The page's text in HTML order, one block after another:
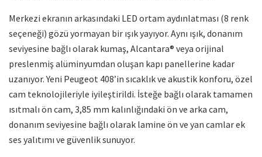
Merkezi ekranın arkasındaki LED ortam aydınlatması (8 renk
seçeneği) gözü yormayan bir ışık yayıyor. Aynı ışık, donanım
seviyesine bağlı olarak kumaş, Alcantara® veya orijinal
preslenmiş alüminyumdan oluşan kapı panellerine kadar
uzanıyor. Yeni Peugeot 408’in sıcaklık ve akustik konforu, özel
cam teknolojileriyle iyileştirildi. İsteğe bağlı olarak tamamen
ısıtmalı ön cam, 3,85 mm kalınlığındaki ön ve arka cam,
donanım seviyesine bağlı olarak lamine ön ve yan camlar ek
ses yalıtımı ve güvenlik sunuyor.